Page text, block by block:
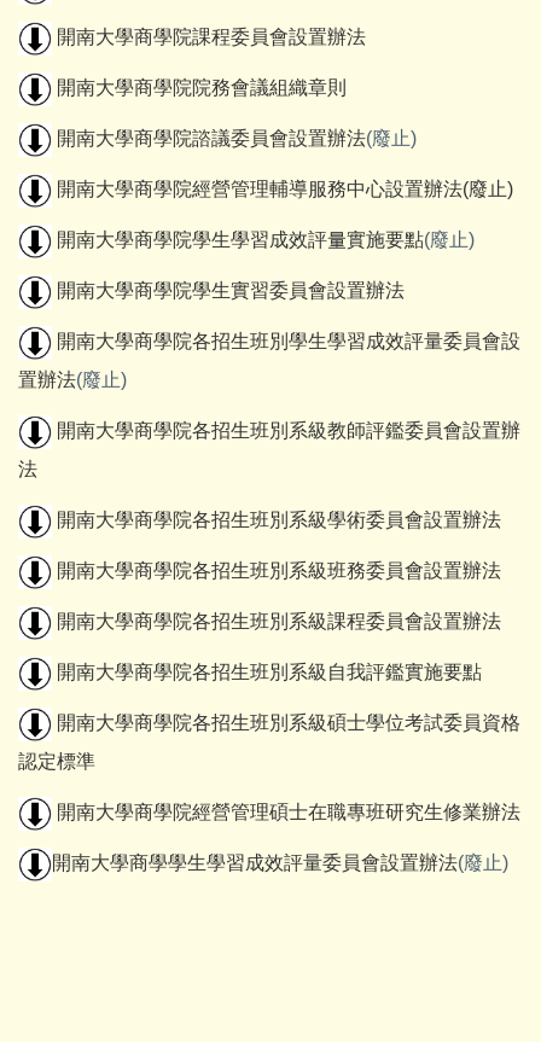
開南大學商學院課程委員會設置辦法
開南大學商學院院務會議組織章則
開南大學商學院諮議委員會設置辦法(廢止)
開南大學商學院經營管理輔導服務中心設置辦法(廢止)
開南大學商學院學生學習成效評量實施要點(廢止)
開南大學商學院學生實習委員會設置辦法
開南大學商學院各招生班別學生學習成效評量委員會設
置辦法(廢止)
開南大學商學院各招生班別系級教師評鑑委員會設置辦
法
開南大學商學院各招生班別系級學術委員會設置辦法
開南大學商學院各招生班別系級班務委員會設置辦法
開南大學商學院各招生班別系級課程委員會設置辦法
開南大學商學院各招生班別系級自我評鑑實施要點
開南大學商學院各招生班別系級碩士學位考試委員資格
認定標準
開南大學商學院經營管理碩士在職專班研究生修業辦法
開南大學商學學生學習成效評量委員會設置辦法(廢止)